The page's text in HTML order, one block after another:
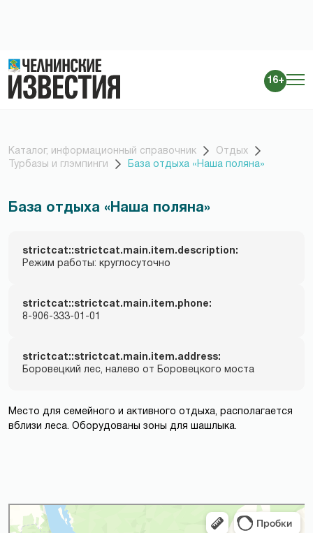
16+
Каталог, информационный справочник
Отдых
Турбазы и глэмпинги
База отдыха «Наша поляна»
База отдыха «Наша поляна»
strictcat::strictcat.main.item.description:
Режим работы: круглосуточно
strictcat::strictcat.main.item.phone:
8-906-333-01-01
strictcat::strictcat.main.item.address:
Боровецкий лес, налево от Боровецкого моста
Место для семейного и активного отдыха, располагается
вблизи леса. Оборудованы зоны для шашлыка.
Наша Поляна
База, дом отдыха в Республике Татарстан
Турбаза в Республике Татарстан